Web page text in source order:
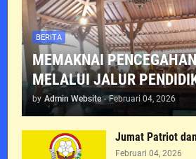
BERITA
MEMAKNAI
MELALUI JALUR
by Admin Website - Februari 04, 2026
Jumat Patriot
Februari 04, 2026